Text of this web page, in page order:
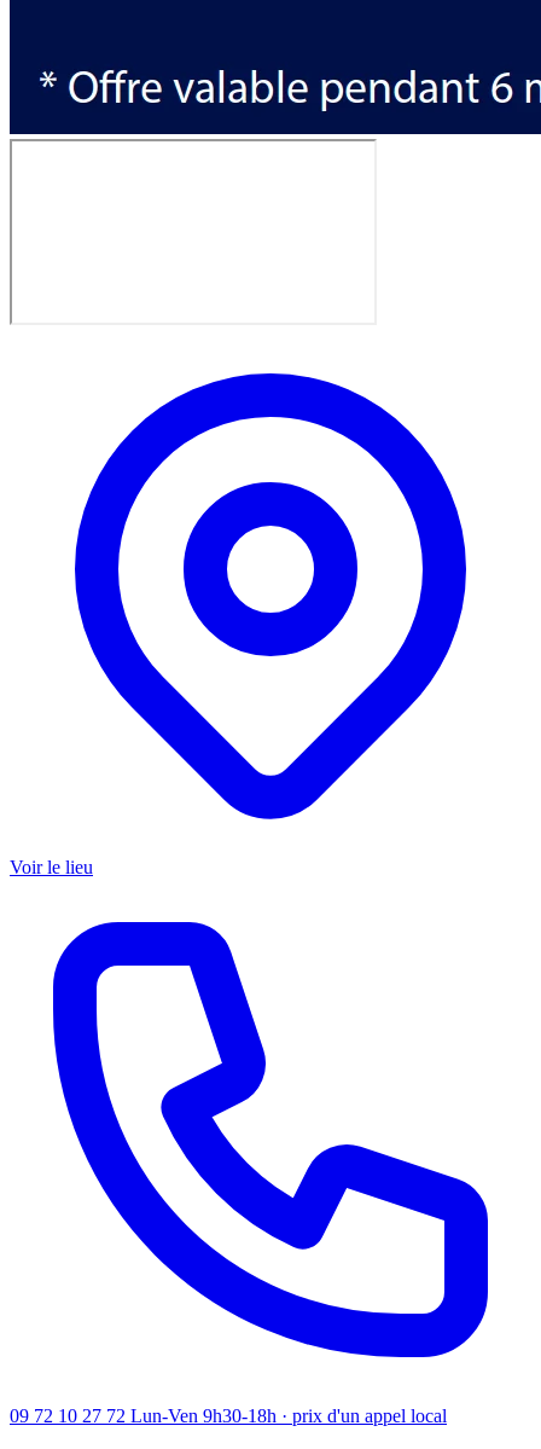
Voir le lieu
09 72 10 27 72 Lun-Ven 9h30-18h · prix d'un appel local